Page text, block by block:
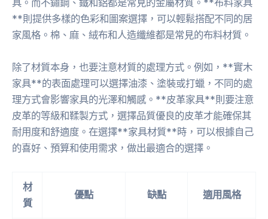
具。而不鏽鋼、鐵和鋁都是常見的金屬材質。**布料家具
**則提供多樣的色彩和圖案選擇，可以輕鬆搭配不同的居
家風格。棉、麻、絨布和人造纖維都是常見的布料材質。
除了材質本身，也要注意材質的處理方式。例如，**實木
家具**的表面處理可以選擇油漆、塗裝或打蠟，不同的處
理方式會影響家具的光澤和觸感。**皮革家具**則要注意
皮革的等級和鞣製方式，選擇品質優良的皮革才能確保其
耐用度和舒適度。在選擇**家具材質**時，可以根據自己
的喜好、預算和使用需求，做出最適合的選擇。
材
質
優點 缺點 適用風格